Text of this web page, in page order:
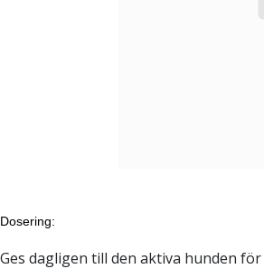
Dosering:
Ges dagligen till den aktiva hunden